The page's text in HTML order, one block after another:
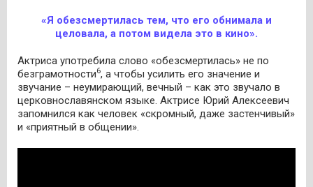
«Я обезсмертилась тем, что его обнимала и
целовала, а потом видела это в кино».
Актриса употребила слово «обезсмертилась» не по
безграмотности6, а чтобы усилить его значение и
звучание – неумирающий, вечный – как это звучало в
церковнославянском языке. Актрисе Юрий Алексеевич
запомнился как человек «скромный, даже застенчивый»
и «приятный в общении».